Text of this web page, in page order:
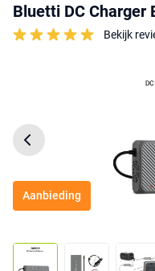
Bluetti DC Charger
Bekijk
Aanbieding